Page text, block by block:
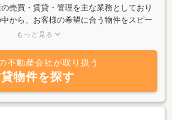
売買・賃貸・管理を主な業務としており
から、お客様の希望に合う物件をスピー
ります。幅広いニーズにお応えできるよ
もっと見る
不動産会社が取り扱う
物件を探す